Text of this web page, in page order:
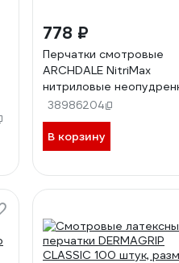
778 ₽
Перчатки смотровые
ARCHDALE NitriMax
нитриловые
сиреневые 3,8г 50 пар,
B77XS
38986204
В корзину